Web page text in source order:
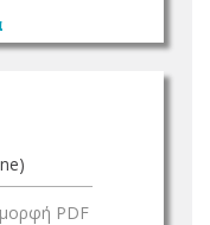
μορφή PDF